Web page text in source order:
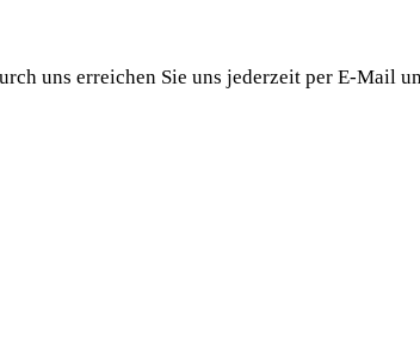
uns erreichen Sie uns jederzeit per E-Mail